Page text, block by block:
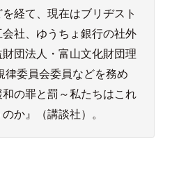
経て、現在はブリヂスト
社、ゆうちょ銀行の社外
団法人・富山文化財団理
律委員会委員などを務め
の罪と罰～私たちはこれ
か』（講談社）。